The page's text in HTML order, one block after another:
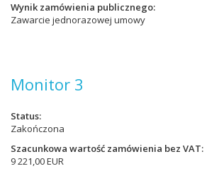
Wynik zamówienia publicznego
Zawarcie jednorazowej umowy
Monitor 3
Status
Zakończona
Szacunkowa wartość zamówienia bez VAT
9 221,00 EUR